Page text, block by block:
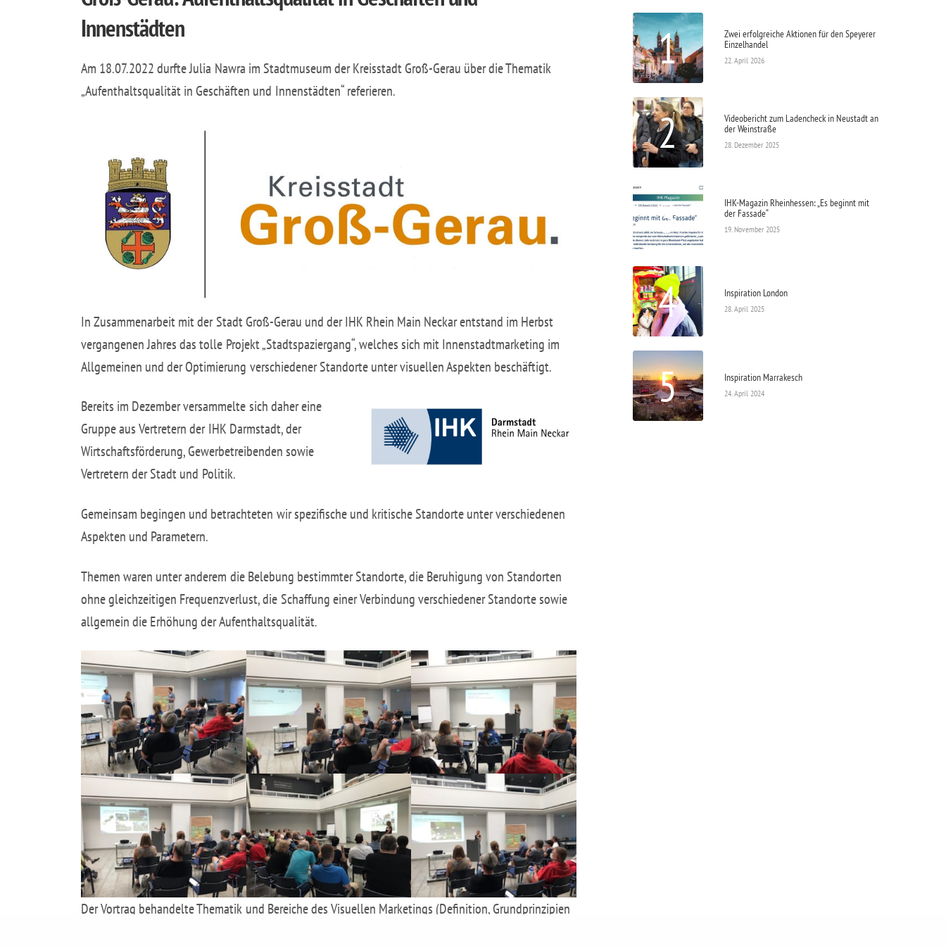
Innenstädten
Am 18.07.2022 durfte Julia Nawra im Stadtmuseum der Kreisstadt Groß-Gerau über die Thematik
„Aufenthaltsqualität in Geschäften und Innenstädten“ referieren.
In Zusammenarbeit mit der Stadt Groß-Gerau und der IHK Rhein Main Neckar entstand im Herbst
vergangenen Jahres das tolle Projekt „Stadtspaziergang“, welches sich mit Innenstadtmarketing im
Allgemeinen und der Optimierung verschiedener Standorte unter visuellen Aspekten beschäftigt.
Bereits im Dezember versammelte sich daher eine
Gruppe aus Vertretern der IHK Darmstadt, der
Wirtschaftsförderung, Gewerbetreibenden sowie
Vertretern der Stadt und Politik.
Gemeinsam begingen und betrachteten wir spezifische und kritische Standorte unter verschiedenen
Aspekten und Parametern.
Themen waren unter anderem die Belebung bestimmter Standorte, die Beruhigung von Standorten
ohne gleichzeitigen Frequenzverlust, die Schaffung einer Verbindung verschiedener Standorte sowie
allgemein die Erhöhung der Aufenthaltsqualität.
Der Vortrag behandelte Thematik und Bereiche des Visuellen Marketings (Definition, Grundprinzipien
1
Zwei erfolgreiche Aktionen für den Speyerer
Einzelhandel
22. April 2026
2
Videobericht zum Ladencheck in Neustadt an
der Weinstraße
28. Dezember 2025
3
IHK-Magazin Rheinhessen: „Es beginnt mit
der Fassade“
19. November 2025
4 Inspiration London
28. April 2025
5 Inspiration Marrakesch
24. April 2024